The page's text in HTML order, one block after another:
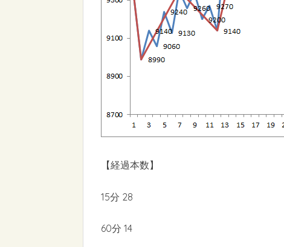
【経過本数】
15分 28
60分 14